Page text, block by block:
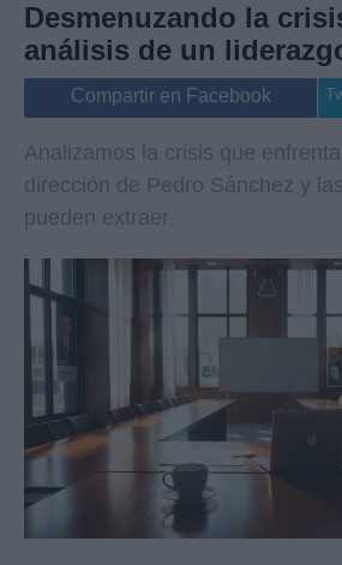
Internacional
Viajes
Desmenuzando la
análisis de un
Compartir en Facebook
Analizamos la crisis que
dirección de Pedro Sánchez y
pueden extraer.